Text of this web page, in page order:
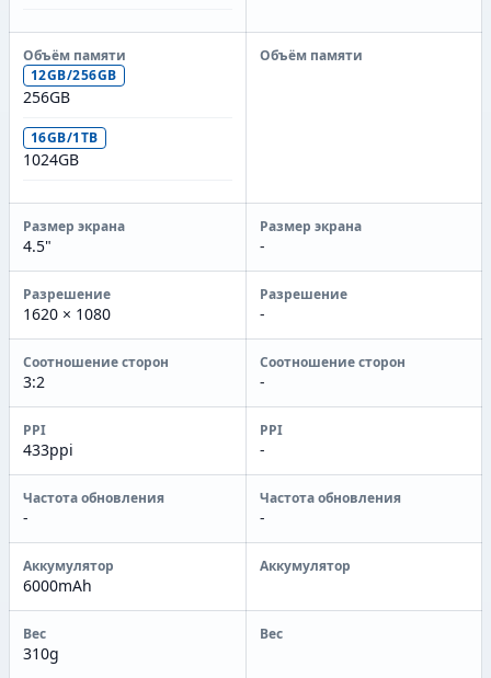
Объём памяти
12GB/256GB
256GB
16GB/1TB
1024GB
Объём памяти
Размер экрана
4.5"
Размер экрана
-
Разрешение
1620 × 1080
Разрешение
-
Соотношение сторон
3:2
Соотношение сторон
-
PPI
433ppi
PPI
-
Частота обновления
-
Частота обновления
-
Аккумулятор
6000mAh
Аккумулятор
Вес
310g
Вес